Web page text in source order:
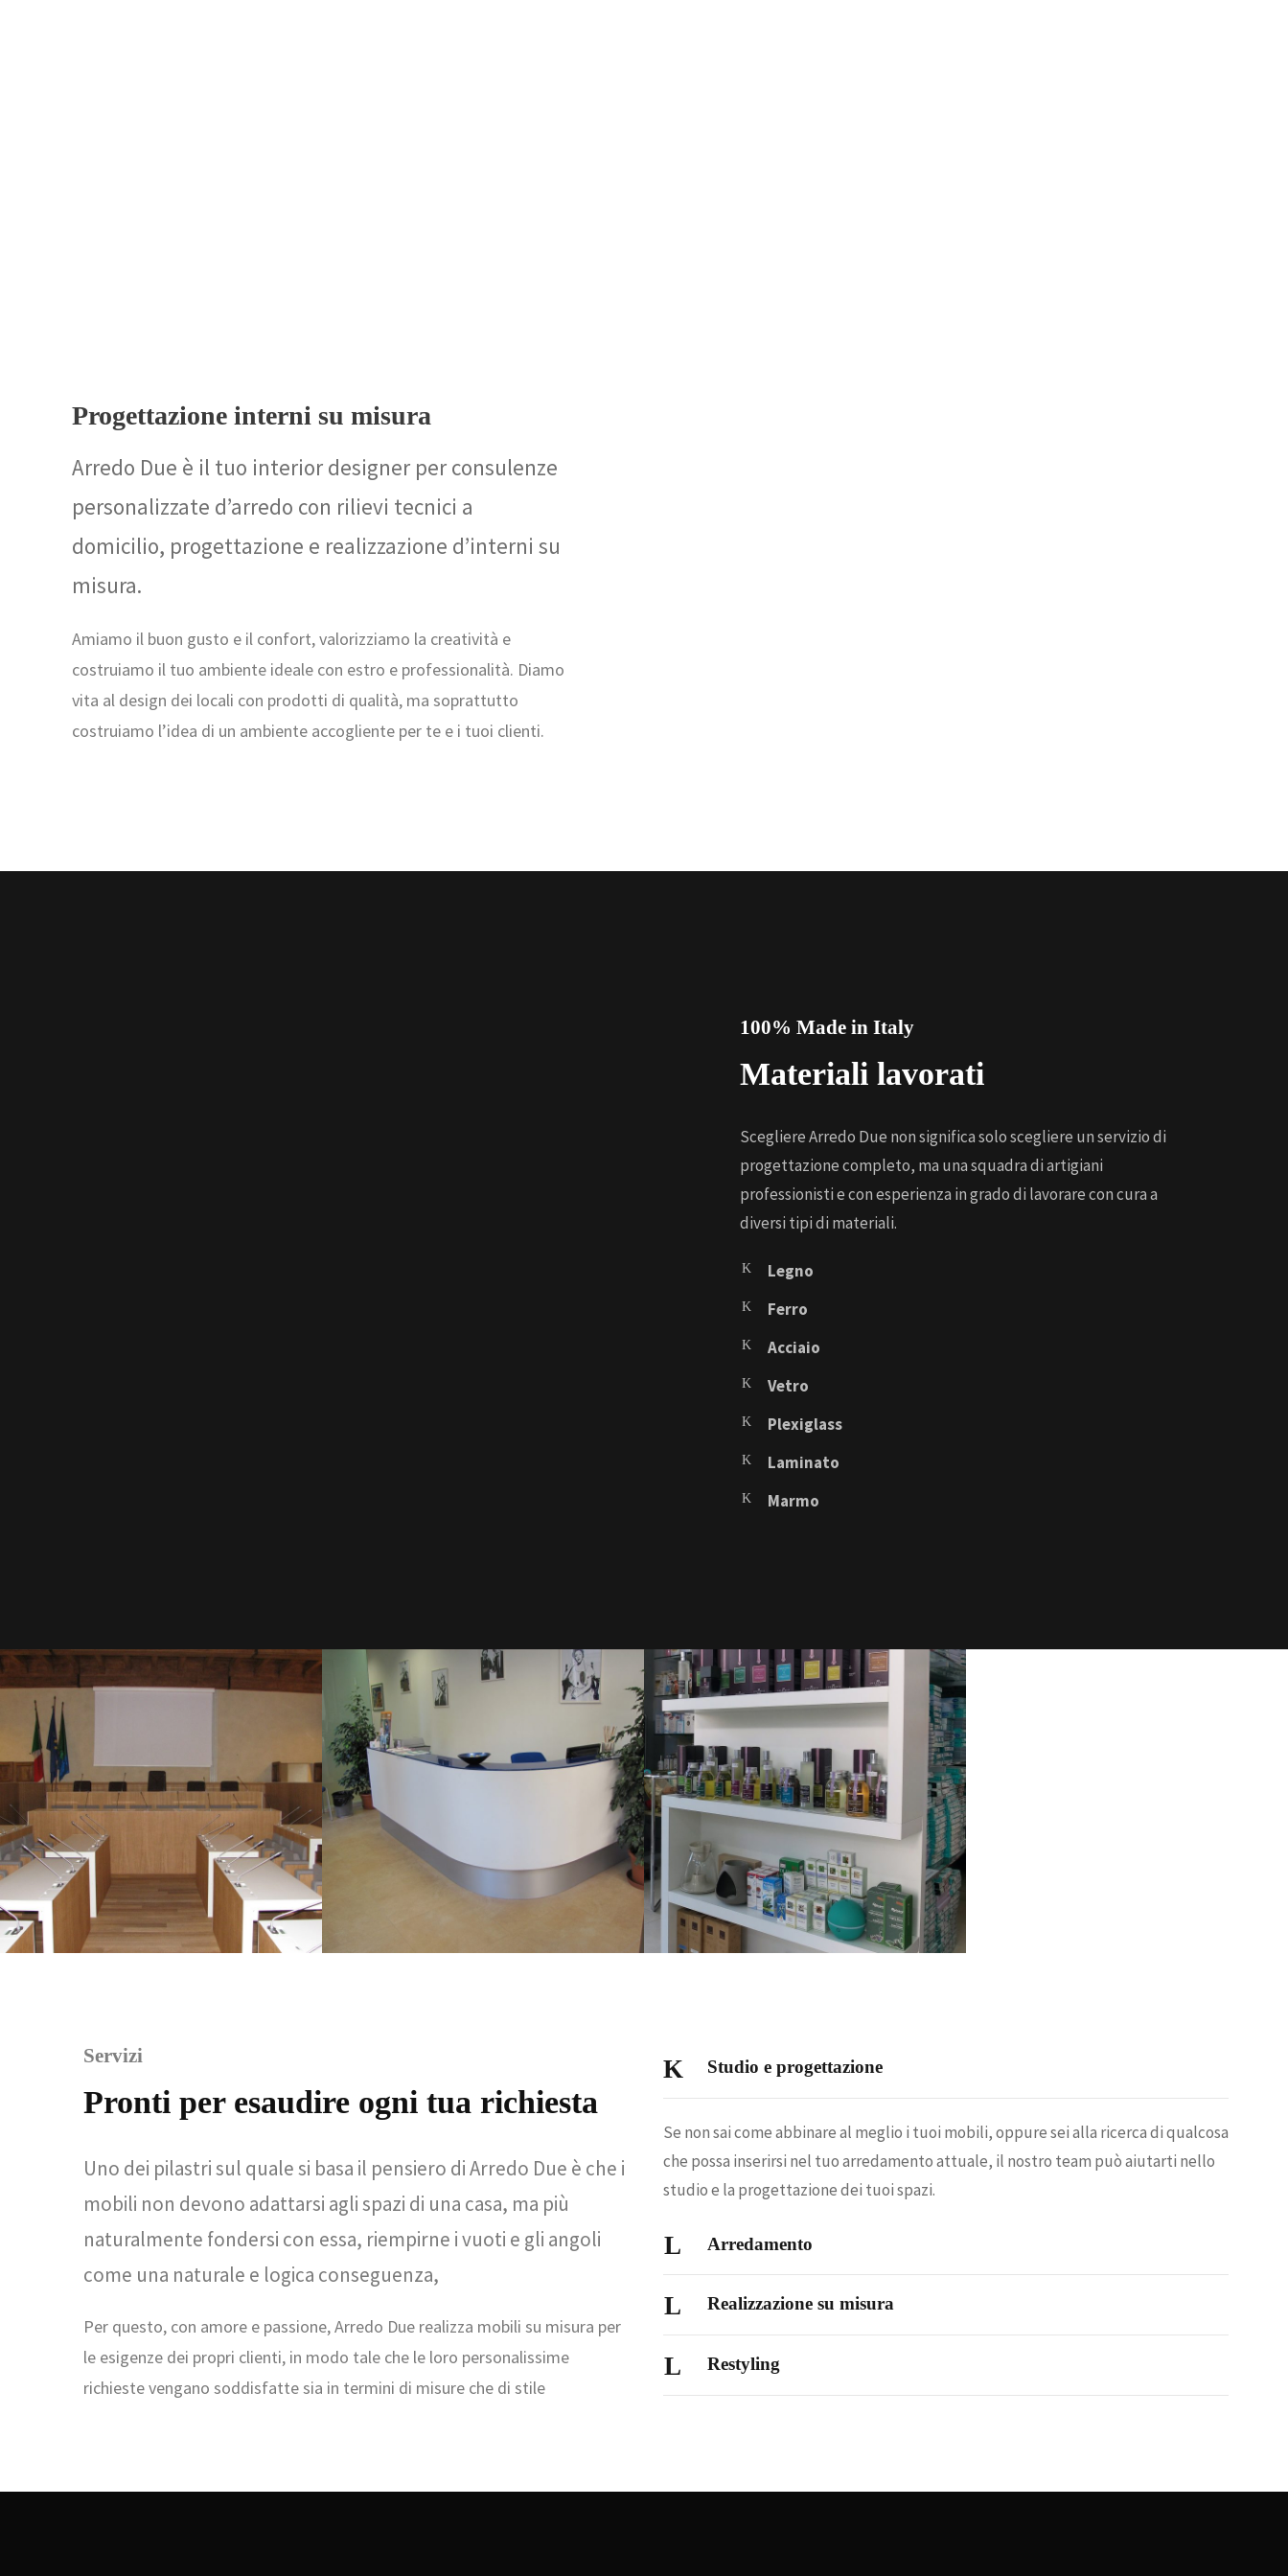
Progettazione interni su misura
Arredo Due è il tuo interior designer per consulenze
personalizzate d’arredo con rilievi tecnici a
domicilio, progettazione e realizzazione d’interni su
misura.
Amiamo il buon gusto e il confort, valorizziamo la creatività e
costruiamo il tuo ambiente ideale con estro e professionalità. Diamo
vita al design dei locali con prodotti di qualità, ma soprattutto
costruiamo l’idea di un ambiente accogliente per te e i tuoi clienti.
100% Made in Italy
Materiali lavorati
Scegliere Arredo Due non significa solo scegliere un servizio di
progettazione completo, ma una squadra di artigiani
professionisti e con esperienza in grado di lavorare con cura a
diversi tipi di materiali.
Legno
Ferro
Acciaio
Vetro
Plexiglass
Laminato
Marmo
Servizi
Pronti per esaudire ogni tua richiesta
Uno dei pilastri sul quale si basa il pensiero di Arredo Due è che i
mobili non devono adattarsi agli spazi di una casa, ma più
naturalmente fondersi con essa, riempirne i vuoti e gli angoli
come una naturale e logica conseguenza,
Per questo, con amore e passione, Arredo Due realizza mobili su misura per
le esigenze dei propri clienti, in modo tale che le loro personalissime
richieste vengano soddisfatte sia in termini di misure che di stile
Studio e progettazione
Se non sai come abbinare al meglio i tuoi mobili, oppure sei alla ricerca di qualcosa
che possa inserirsi nel tuo arredamento attuale, il nostro team può aiutarti nello
studio e la progettazione dei tuoi spazi.
Arredamento
Realizzazione su misura
Restyling